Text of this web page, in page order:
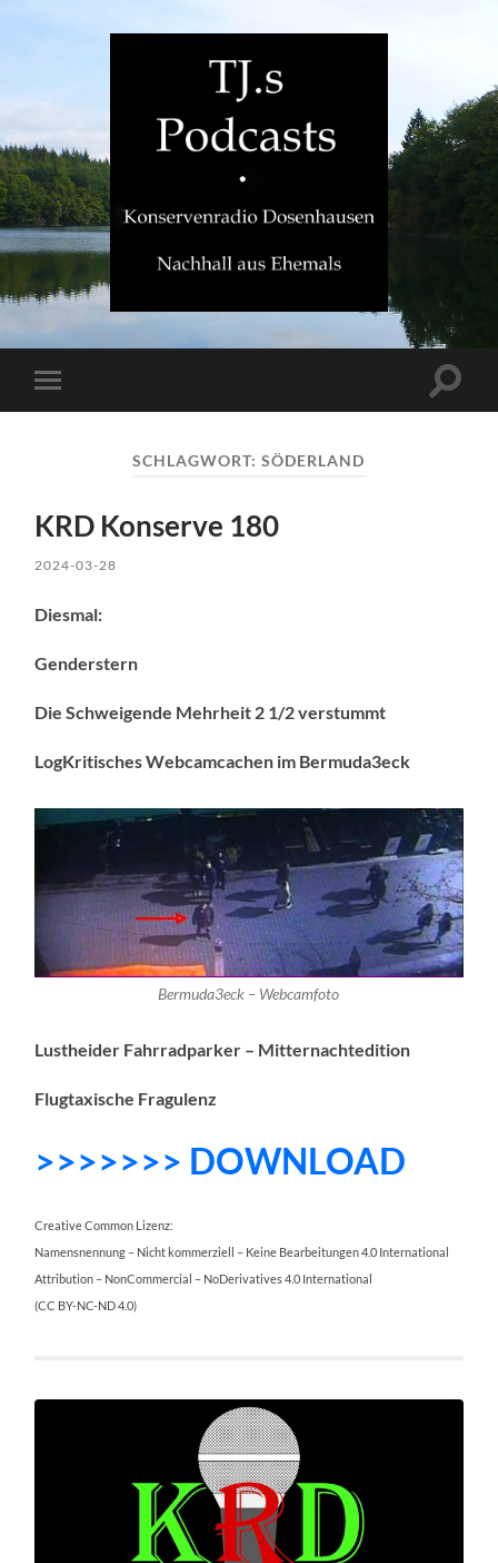
TJ.s
Mobile-
Menü
SCHLAGWORT:SÖDERLAND
KRD Konserve 180
2024-03-28
Diesmal:
Genderstern
Die Schweigende Mehrheit 2 1/2 verstummt
LogKritisches Webcamcachen im Bermuda3eck
Bermuda3eck – Webcamfoto
Lustheider Fahrradparker – Mitternachtedition
Flugtaxische Fragulenz
>>>>>>> DOWNLOAD
Creative Common Lizenz:
Namensnennung – Nicht kommerziell – Keine Bearbeitungen 4.0 International
Attribution – NonCommercial – NoDerivatives 4.0 International
(CC BY-NC-ND 4.0)